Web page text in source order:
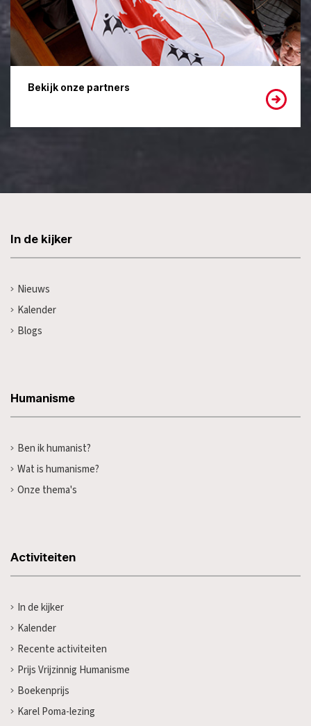
Bekijk onze partners
In de kijker
Nieuws
Kalender
Blogs
Humanisme
Ben ik humanist?
Wat is humanisme?
Onze thema's
Activiteiten
In de kijker
Kalender
Recente activiteiten
Prijs Vrijzinnig Humanisme
Boekenprijs
Karel Poma-lezing